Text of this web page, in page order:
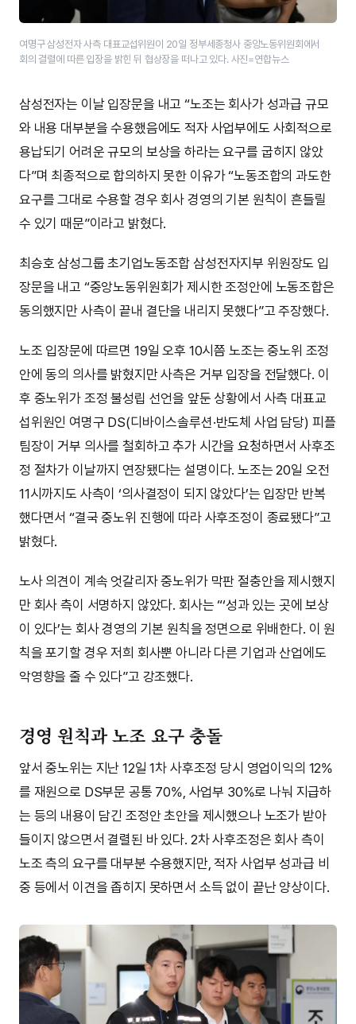
여명구 삼성전자 사측 대표교섭위원이 20일 정부세종청사 중앙노동위원회에서
회의 결렬에 따른 입장을 밝힌 뒤 협상장을 떠나고 있다. 사진=연합뉴스
삼성전자는 이날 입장문을 내고 “노조는 회사가 성과급 규모
와 내용 대부분을 수용했음에도 적자 사업부에도 사회적으로
용납되기 어려운 규모의 보상을 하라는 요구를 굽히지 않았
다”며 최종적으로 합의하지 못한 이유가 “노동조합의 과도한
요구를 그대로 수용할 경우 회사 경영의 기본 원칙이 흔들릴
수 있기 때문”이라고 밝혔다.
최승호 삼성그룹 초기업노동조합 삼성전자지부 위원장도 입
장문을 내고 “중앙노동위원회가 제시한 조정안에 노동조합은
동의했지만 사측이 끝내 결단을 내리지 못했다”고 주장했다.
노조 입장문에 따르면 19일 오후 10시쯤 노조는 중노위 조정
안에 동의 의사를 밝혔지만 사측은 거부 입장을 전달했다. 이
후 중노위가 조정 불성립 선언을 앞둔 상황에서 사측 대표교
섭위원인 여명구 DS(디바이스솔루션·반도체 사업 담당) 피플
팀장이 거부 의사를 철회하고 추가 시간을 요청하면서 사후조
정 절차가 이날까지 연장됐다는 설명이다. 노조는 20일 오전
11시까지도 사측이 ‘의사결정이 되지 않았다’는 입장만 반복
했다면서 “결국 중노위 진행에 따라 사후조정이 종료됐다”고
밝혔다.
노사 의견이 계속 엇갈리자 중노위가 막판 절충안을 제시했지
만 회사 측이 서명하지 않았다. 회사는 “‘성과 있는 곳에 보상
이 있다’는 회사 경영의 기본 원칙을 정면으로 위배한다. 이 원
칙을 포기할 경우 저희 회사뿐 아니라 다른 기업과 산업에도
악영향을 줄 수 있다”고 강조했다.
경영 원칙과 노조 요구 충돌
앞서 중노위는 지난 12일 1차 사후조정 당시 영업이익의 12%
를 재원으로 DS부문 공통 70%, 사업부 30%로 나눠 지급하
는 등의 내용이 담긴 조정안 초안을 제시했으나 노조가 받아
들이지 않으면서 결렬된 바 있다. 2차 사후조정은 회사 측이
노조 측의 요구를 대부분 수용했지만, 적자 사업부 성과급 비
중 등에서 이견을 좁히지 못하면서 소득 없이 끝난 양상이다.